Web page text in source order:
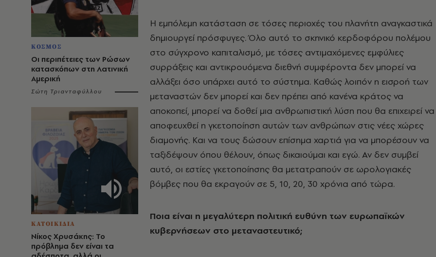
ΚΟΣΜΟΣ
Οι περιπέτειες των Ρώσων
κατασκόπων στη Λατινική
Αμερική
Σώτη Τριανταφύλλου
ΚΑΤΟΙΚΙΔΙΑ
Νίκος Χρυσάκης: Το
πρόβλημα δεν είναι τα
Η εμπόλεμη κατάσταση σε τόσες περιοχές του πλανήτη αναγκαστικά
δημιουργεί πρόσφυγες. Όλο αυτό το σκηνικό κερδοφόρου πολέμου
στο σύγχρονο καπιταλισμό, με τόσες αντιμαχόμενες εμφύλιες
συρράξεις και αντικρουόμενα διεθνή συμφέροντα δεν μπορεί να
αλλάξει όσο υπάρχει αυτό το σύστημα. Καθώς λοιπόν η εισροή των
μεταναστών δεν μπορεί και δεν πρέπει από κανένα κράτος να
αποκοπεί, μπορεί να δοθεί μια ανθρωπιστική λύση που θα επιχειρεί να
αποφευχθεί η γκετοποίηση αυτών των ανθρώπων στις νέες χώρες
διαμονής. Και να τους δώσουν επίσημα χαρτιά για να μπορέσουν να
ταξιδέψουν όπου θέλουν, όπως δικαιούμαι και εγώ. Αν δεν συμβεί
αυτό, οι εστίες γκετοποίησης θα μετατραπούν σε ωρολογιακές
βόμβες που θα εκραγούν σε 5, 10, 20, 30 χρόνια από τώρα.
Ποια είναι η μεγαλύτερη πολιτική ευθύνη των ευρωπαϊκών
κυβερνήσεων στο μεταναστευτικό;